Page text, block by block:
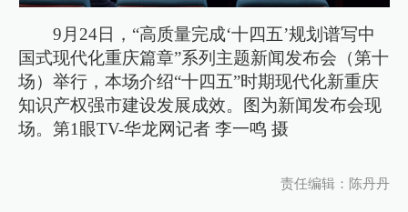
9月24日，“高质量完成‘十四五’规划谱写中
国式现代化重庆篇章”系列主题新闻发布会（第十
场）举行，本场介绍“十四五”时期现代化新重庆
知识产权强市建设发展成效。图为新闻发布会现
场。第1眼TV-华龙网记者 李一鸣 摄
责任编辑：陈丹丹